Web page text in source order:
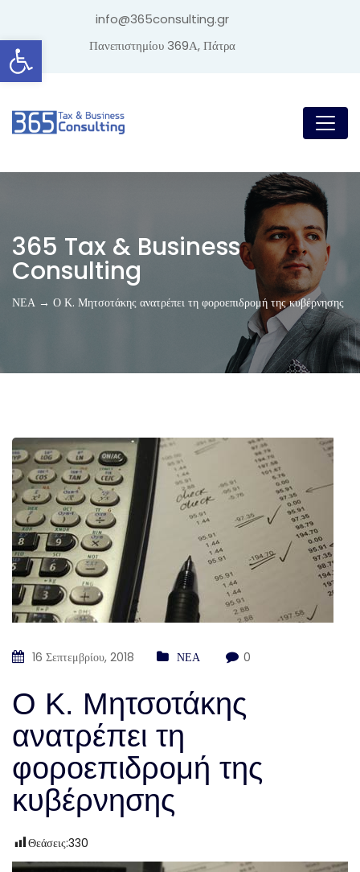
Ανοίξτε τη γραμμή εργαλείων
info@365consulting.gr
Πανεπιστημίου 369Α, Πάτρα
365 Tax & Business
Consulting
ΝΕΑ → Ο Κ. Μητσοτάκης ανατρέπει τη φοροεπιδρομή της κυβέρνησης
16 Σεπτεμβρίου, 2018 ΝΕΑ 0
Ο Κ. Μητσοτάκης
ανατρέπει τη
φοροεπιδρομή της
κυβέρνησης
Θεάσεις:330